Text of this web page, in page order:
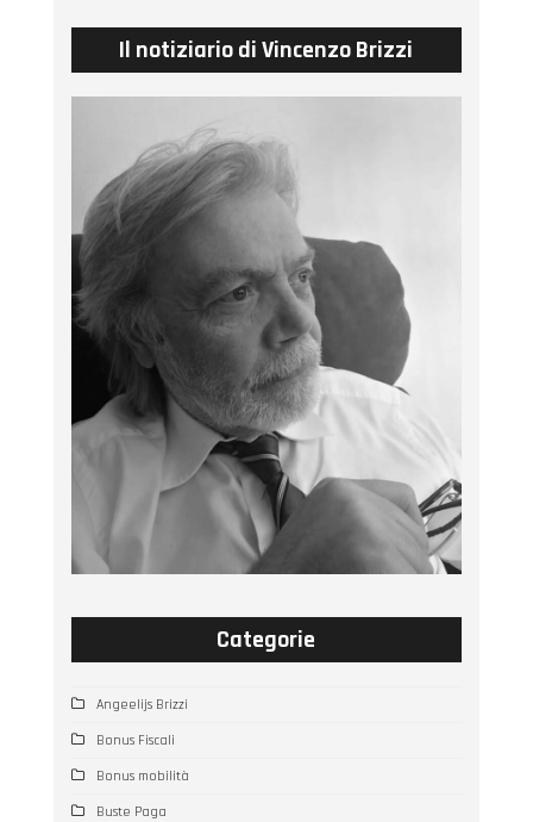
Il notiziario di Vincenzo Brizzi
Categorie
Angeelijs Brizzi
Bonus Fiscali
Bonus mobilità
Buste Paga